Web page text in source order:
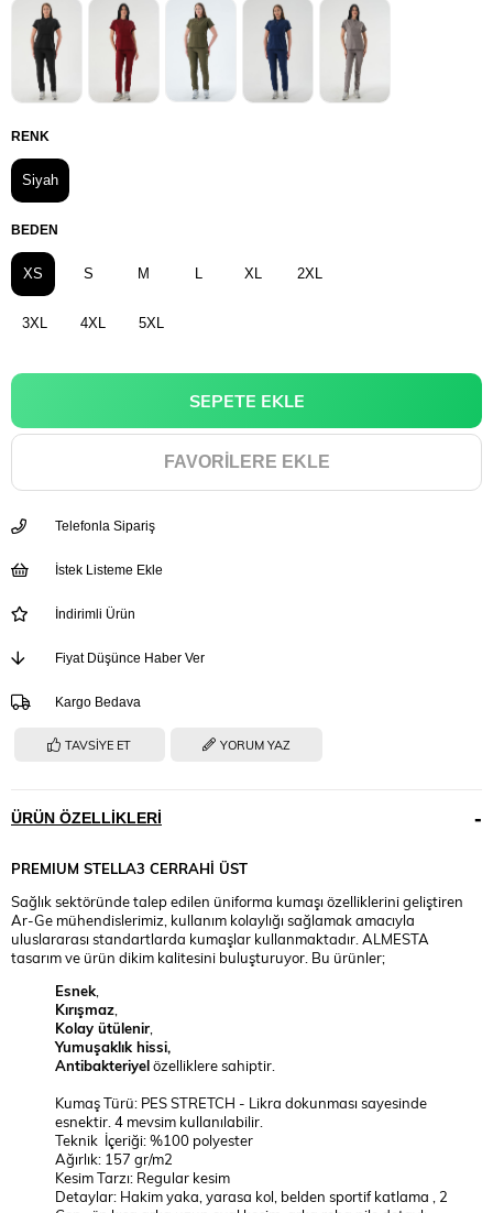
RENK
Siyah
BEDEN
XS S M L XL 2XL
3XL 4XL 5XL
FAVORILERE EKLE
Telefonla Sipariş
İstek Listeme Ekle
İndirimli Ürün
Fiyat Düşünce Haber Ver
Kargo Bedava
TAVSIYE ET YORUM YAZ
ÜRÜN ÖZELLIKLERI
PREMIUM STELLA3 CERRAHİ ÜST
Sağlık sektöründe talep edilen üniforma kumaşı özelliklerini geliştiren
Ar-Ge mühendislerimiz, kullanım kolaylığı sağlamak amacıyla
uluslararası standartlarda kumaşlar kullanmaktadır. ALMESTA
tasarım ve ürün dikim kalitesini buluşturuyor. Bu ürünler;
Esnek
Kırışmaz
Kolay ütülenir
Yumuşaklık hissi,
Antibakteriyelözelliklere sahiptir.
Kumaş Türü: PES STRETCH - Likra dokunması sayesinde
esnektir. 4 mevsim kullanılabilir.
Teknik İçeriği: %100 polyester
Ağırlık: 157 gr/m2
Kesim Tarzı: Regular kesim
Detaylar: Hakim yaka, yarasa kol, belden sportif katlama , 2